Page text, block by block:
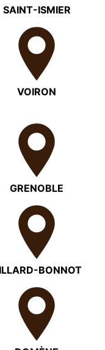
SAINT-ISMIER
VOIRON
GRENOBLE
BONNOT